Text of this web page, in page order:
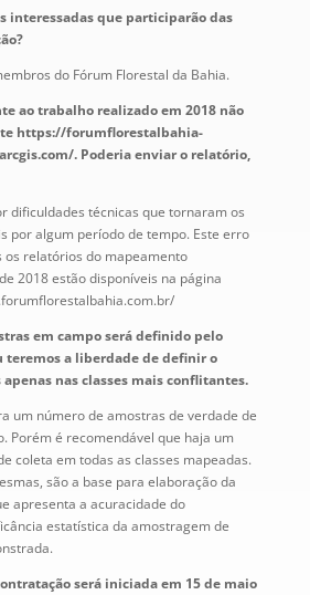
interessadas que participarão das
do Fórum Florestal da Bahia.
ao trabalho realizado em 2018 não
https://forumflorestalbahia-
. Poderia enviar o relatório,
dificuldades técnicas que tornaram os
por algum período de tempo. Este erro
os relatórios do mapeamento
2018 estão disponíveis na página
em campo será definido pelo
teremos a liberdade de definir o
nas classes mais conflitantes.
um número de amostras de verdade de
Porém é recomendável que haja um
coleta em todas as classes mapeadas.
são a base para elaboração da
apresenta a acuracidade do
estatística da amostragem de
será iniciada em 15 de maio